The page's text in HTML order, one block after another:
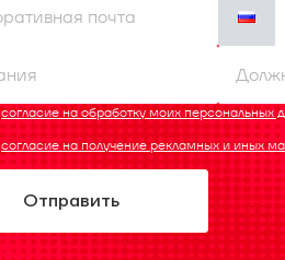
согласие на обработку моих персональных
согласие на получение рекламных и иных